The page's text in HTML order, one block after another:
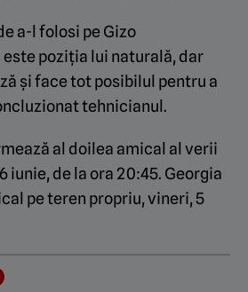
a-l folosi pe Gizo
poziția lui naturală, dar
și face tot posibilul pentru a
tehnicianul.
al doilea amical al verii
iunie, de la ora 20:45. Georgia
pe teren propriu, vineri, 5